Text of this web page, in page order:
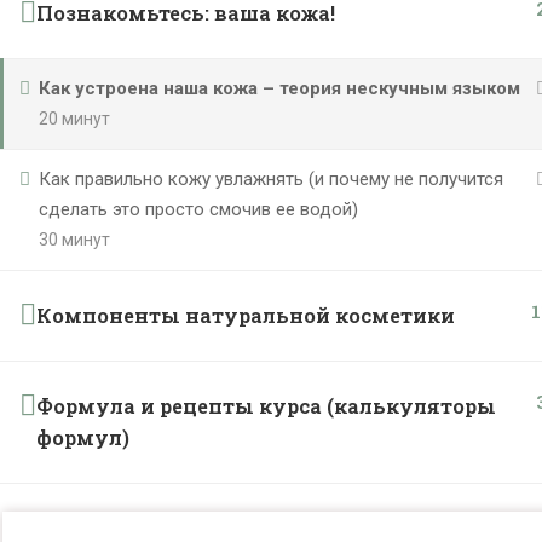
Познакомьтесь: ваша кожа!
Как устроена наша кожа – теория нескучным языком
20 минут
Как правильно кожу увлажнять (и почему не получится
сделать это просто смочив ее водой)
30 минут
Компоненты натуральной косметики
Формула и рецепты курса (калькуляторы
формул)